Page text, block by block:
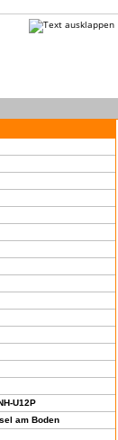
U12P
am Boden